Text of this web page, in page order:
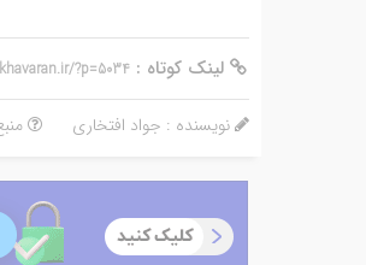
لینک کوتاه : ?p=5034
نویسنده : جواد افتخاری